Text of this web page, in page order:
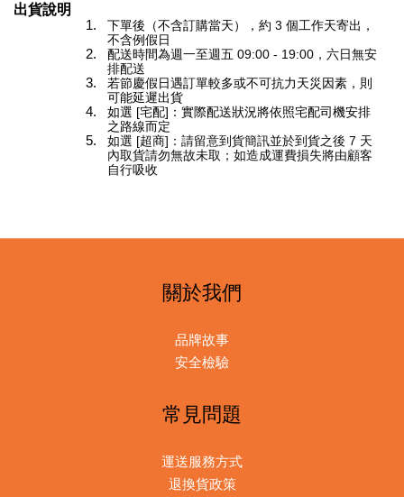
出貨說明
下單後（不含訂購當天），約 3 個工作天寄出，
不含例假日
配送時間為週一至週五 09:00 - 19:00，六日無安
排配送
若節慶假日遇訂單較多或不可抗力天災因素，則
可能延遲出貨
如選 [宅配]：實際配送狀況將依照宅配司機安排
之路線而定
如選 [超商]：請留意到貨簡訊並於到貨之後 7 天
內取貨請勿無故未取；如造成運費損失將由顧客
自行吸收
關於我們
品牌故事
安全檢驗
常見問題
運送服務方式
退換貨政策